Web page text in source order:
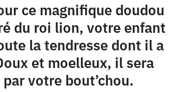
ce magnifique doudou
du roi lion, votre enfant
la tendresse dont il a
et moelleux, il sera
votre bout’chou.